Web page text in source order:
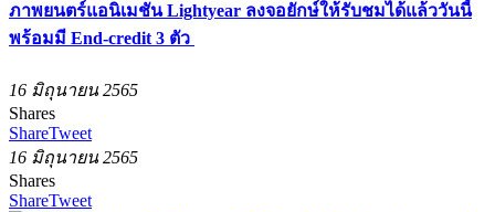
ภาพยนตร์แอนิเมชัน Lightyear ลงจอยักษ์ให้รับชมได้แล้ววันนี้
พร้อมมี End-credit 3 ตัว
16 มิถุนายน 2565
Shares
ShareTweet
16 มิถุนายน 2565
Shares
ShareTweet